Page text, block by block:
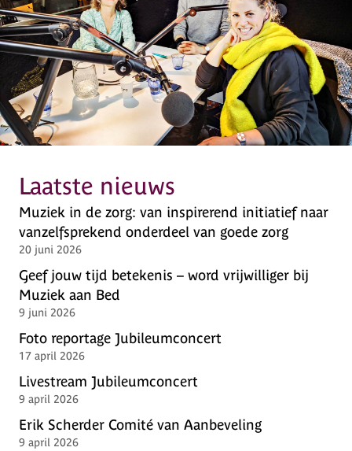
Laatste nieuws
Muziek in de zorg: van inspirerend initiatief naar
vanzelfsprekend onderdeel van goede zorg
20 juni 2026
Geef jouw tijd betekenis – word vrijwilliger bij
Muziek aan Bed
9 juni 2026
Foto reportage Jubileumconcert
17 april 2026
Livestream Jubileumconcert
9 april 2026
Erik Scherder Comité van Aanbeveling
9 april 2026